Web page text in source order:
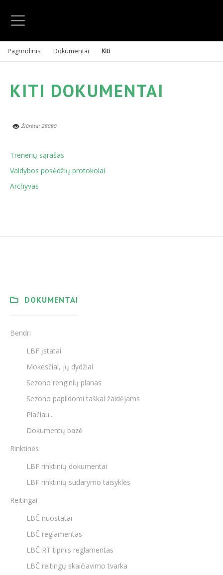
Pagrindinis Dokumentai Kiti
KITI DOKUMENTAI
Žiūrėta: 28080
Trenerių sąrašas
Valdybos posėdžių protokolai
Archyvas
DOKUMENTAI
Bendri
LBF įstatai
Mokesčiai, jų dydžiai
Sezono renginių planas
Sezono papildomi taškai žaidėjams
Plačiau...
Dokumentų bazė
Rinktinės
LBF rinktinių dokumentai
LBF rinktinių sudarymo taisyklės
Reitingai
LBČ nuostatai
LBČ reglamentas
LBČ RT tipinis reglamentas
LBČ reitingų skaičiavimo tvarka